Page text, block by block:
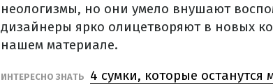
неологизмы, но они умело внушают
дизайнеры ярко олицетворяют в новых
нашем материале.
ИНТЕРЕСНО ЗНАТЬ
4 сумки, которые